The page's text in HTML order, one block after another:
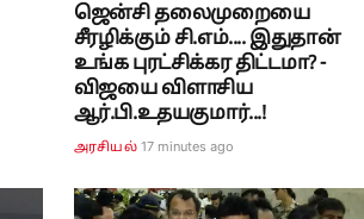
ஜென்சி தலைமுறையை
சீரழிக்கும் சி.எம்.... இதுதான்
உங்க புரட்சிக்கர திட்டமா? -
விஜயை விளாசிய
ஆர்.பி.உதயகுமார்...!
அரசியல் 17 minutes ago